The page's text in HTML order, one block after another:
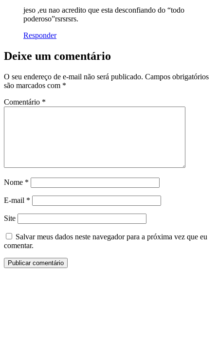
jeso ,eu nao acredito que esta desconfiando do “todo
poderoso”rsrsrsrs.
Responder
Deixe um comentário
O seu endereço de e-mail não será publicado. Campos obrigatórios
são marcados com *
Comentário *
Nome *
E-mail *
Site
Salvar meus dados neste navegador para a próxima vez que eu
comentar.